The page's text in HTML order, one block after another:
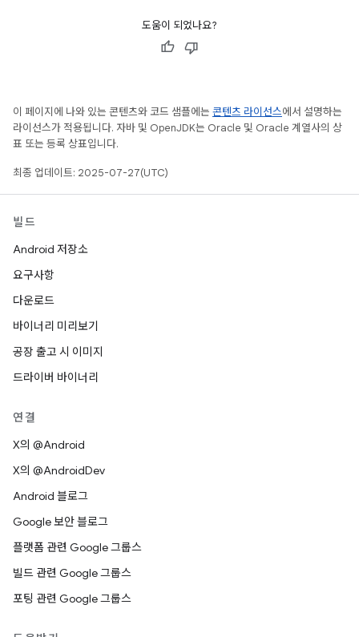
도움이 되었나요?
이 페이지에 나와 있는 콘텐츠와 코드 샘플에는 콘텐츠 라이선스에서 설명하는
라이선스가 적용됩니다. 자바 및 OpenJDK는 Oracle 및 Oracle 계열사의 상
표 또는 등록 상표입니다.
최종 업데이트: 2025-07-27(UTC)
빌드
Android 저장소
요구사항
다운로드
바이너리 미리보기
공장 출고 시 이미지
드라이버 바이너리
연결
X의 @Android
X의 @AndroidDev
Android 블로그
Google 보안 블로그
플랫폼 관련 Google 그룹스
빌드 관련 Google 그룹스
포팅 관련 Google 그룹스